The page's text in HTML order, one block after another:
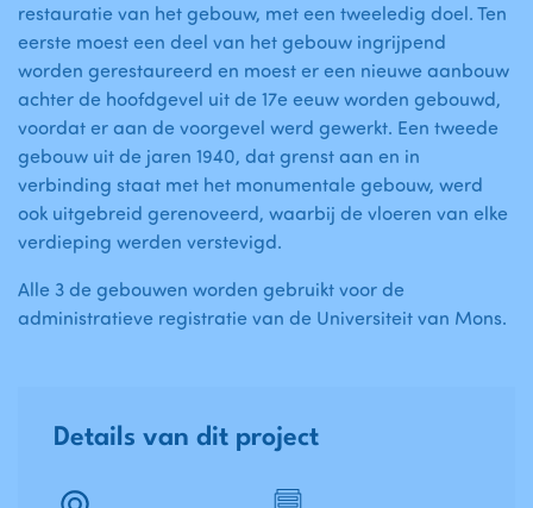
restauratie van het gebouw, met een tweeledig doel. Ten
eerste moest een deel van het gebouw ingrijpend
worden gerestaureerd en moest er een nieuwe aanbouw
achter de hoofdgevel uit de 17e eeuw worden gebouwd,
voordat er aan de voorgevel werd gewerkt. Een tweede
gebouw uit de jaren 1940, dat grenst aan en in
verbinding staat met het monumentale gebouw, werd
ook uitgebreid gerenoveerd, waarbij de vloeren van elke
verdieping werden verstevigd.
Alle 3 de gebouwen worden gebruikt voor de
administratieve registratie van de Universiteit van Mons.
Details van dit project